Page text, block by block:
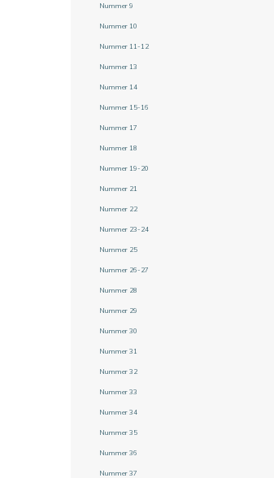
Nummer 9
Nummer 10
Nummer 11-12
Nummer 13
Nummer 14
Nummer 15-16
Nummer 17
Nummer 18
Nummer 19-20
Nummer 21
Nummer 22
Nummer 23-24
Nummer 25
Nummer 26-27
Nummer 28
Nummer 29
Nummer 30
Nummer 31
Nummer 32
Nummer 33
Nummer 34
Nummer 35
Nummer 36
Nummer 37